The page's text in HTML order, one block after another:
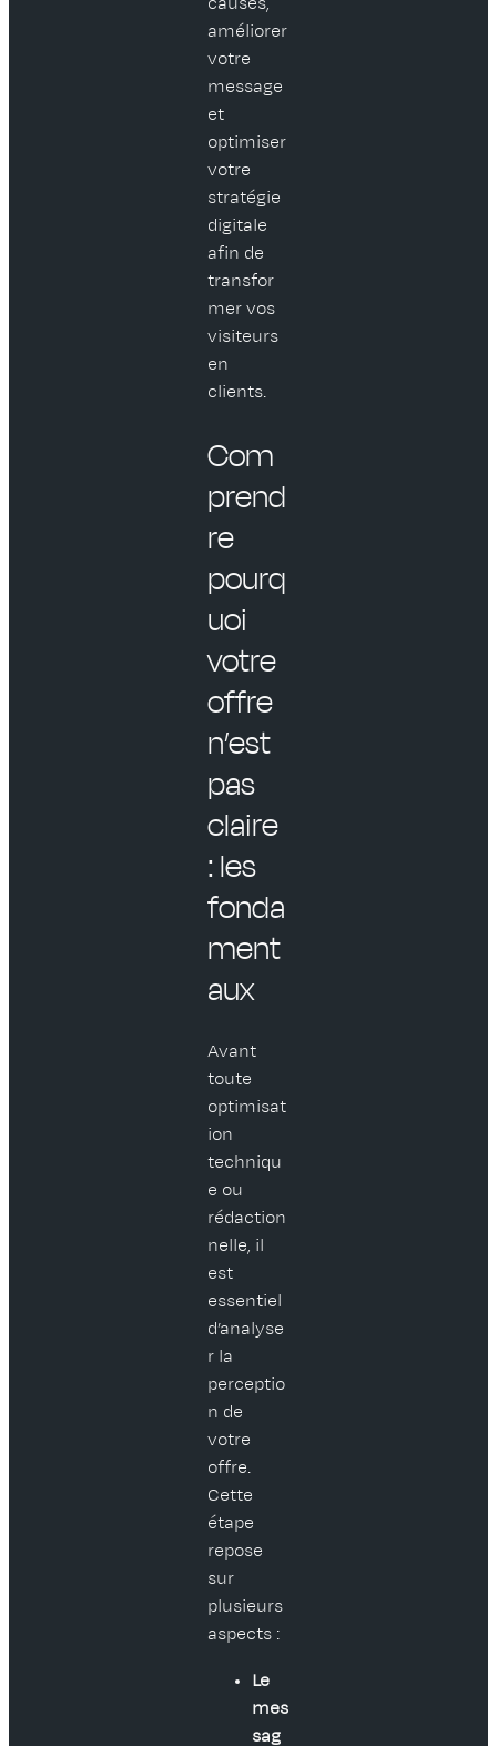
améliorer
votre
message
et
optimiser
votre
stratégie
digitale
afin de
transfor
mer vos
visiteurs
en
clients.
Com
prend
re
pourq
uoi
votre
offre
n’est
pas
claire
: les
fonda
ment
aux
Avant
toute
optimisat
ion
techniqu
e ou
rédaction
nelle, il
est
essentiel
d’analyse
r la
perceptio
n de
votre
offre.
Cette
étape
repose
sur
plusieurs
aspects :
Le
mes
sag